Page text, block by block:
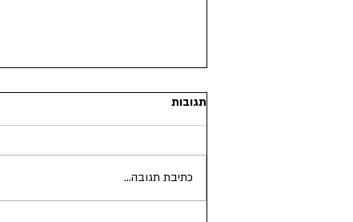
תגובות
כתיבת תגובה...